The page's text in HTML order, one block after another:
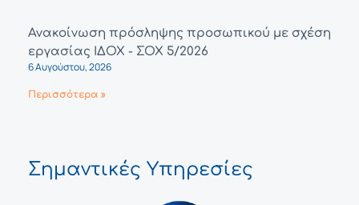
Ανακοίνωση πρόσληψης προσωπικού με σχέση
εργασίας ΙΔΟΧ - ΣΟΧ 5/2026
6 Αυγούστου, 2026
Περισσότερα »
Σημαντικές Υπηρεσίες